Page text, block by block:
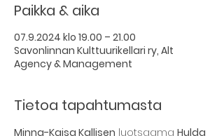
Paikka & aika
07.9.2024 klo 19.00 – 21.00
Savonlinnan Kulttuurikellari ry, Alt
Agency & Management
Tietoa tapahtumasta
Minna-Kaisa Kallisen luotsaama Hulda